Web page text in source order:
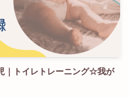
｜トイレトレーニング☆我が